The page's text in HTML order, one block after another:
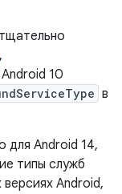
,
10
в
для Android 14,
типы служб
Android,